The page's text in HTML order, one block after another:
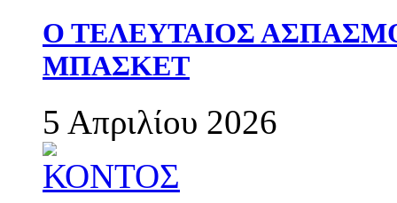
Ο ΤΕΛΕΥΤΑΙΟΣ
ΜΠΑΣΚΕΤ
5 Απριλίου 2026